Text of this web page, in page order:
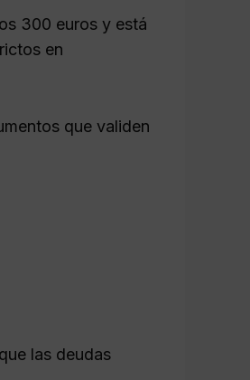
300 euros y está
en
que validen
las deudas